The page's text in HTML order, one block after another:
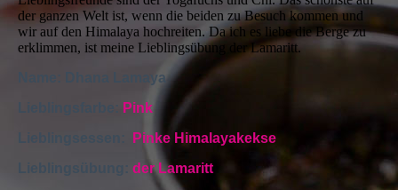
der ganzen Welt ist, wenn die beiden zu Besuch kommen und
wir auf den Himalaya hochreiten. Da ich es liebe die Berge zu
erklimmen, ist meine Lieblingsübung der Lamaritt.
Name: Dhana Lamaya
Pink
Lieblingsessen:
Pinke Himalayakekse
Lieblingsübung: der Lamaritt